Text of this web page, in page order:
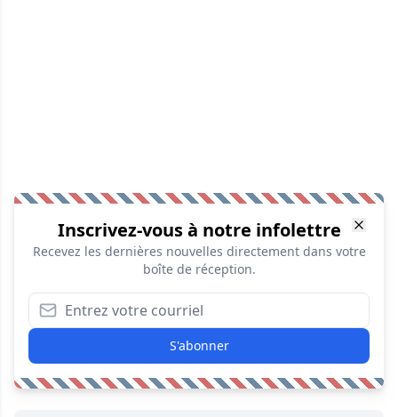
Inscrivez-vous à notre infolettre
Recevez les dernières nouvelles directement dans votre
boîte de réception.
S'abonner